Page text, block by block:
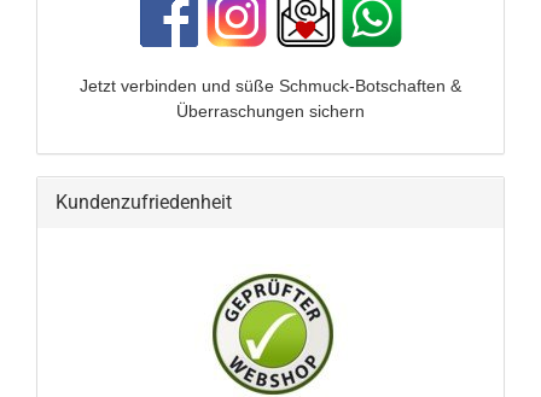
Jetzt verbinden und süße Schmuck-Botschaften &
Überraschungen sichern
Kundenzufriedenheit